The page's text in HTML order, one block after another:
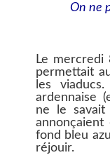
On ne
Le
permettait
les
ardennaise
ne le savait
fond bleu
réjouir.